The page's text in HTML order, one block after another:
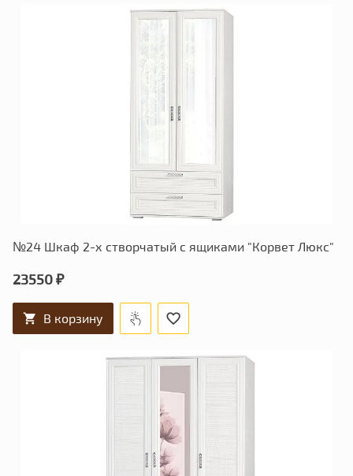
№24 Шкаф 2-х створчатый с ящиками "Корвет Люкс"
23550 ₽
В корзину